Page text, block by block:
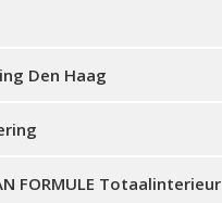
Den Haag
FORMULE Totaalinterieur